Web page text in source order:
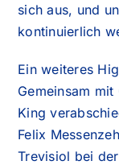
sich aus, und
kontinuierlich
Ein weiteres
Gemeinsam
King
Felix
Trevisiol bei